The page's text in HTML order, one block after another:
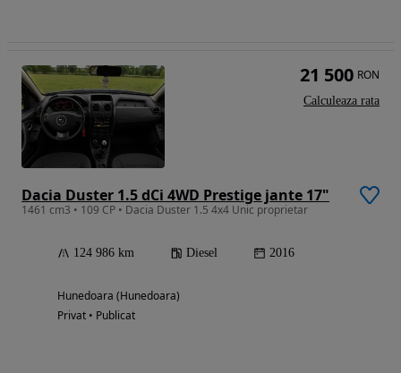
Dacia Duster 1.5 dCi 4WD Prestige jante 17"
1461 cm3 • 109 CP • Dacia Duster 1.5 4x4 Unic proprietar
124 986 km Diesel 2016
Hunedoara (Hunedoara)
Privat • Publicat
21 500 RON
Calculeaza rata